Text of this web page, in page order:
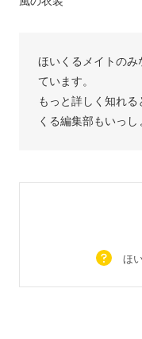
ほいくるメイトのみ
ています。
もっと詳しく知れ
くる編集部もいっし
ほ